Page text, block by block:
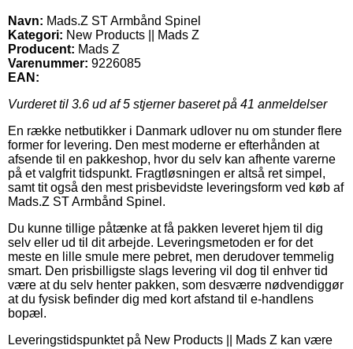
Navn: Mads.Z ST Armbånd Spinel
Kategori: New Products || Mads Z
Producent: Mads Z
Varenummer: 9226085
EAN:
Vurderet til 3.6 ud af 5 stjerner baseret på 41 anmeldelser
En række netbutikker i Danmark udlover nu om stunder flere
former for levering. Den mest moderne er efterhånden at
afsende til en pakkeshop, hvor du selv kan afhente varerne
på et valgfrit tidspunkt. Fragtløsningen er altså ret simpel,
samt tit også den mest prisbevidste leveringsform ved køb af
Mads.Z ST Armbånd Spinel.
Du kunne tillige påtænke at få pakken leveret hjem til dig
selv eller ud til dit arbejde. Leveringsmetoden er for det
meste en lille smule mere pebret, men derudover temmelig
smart. Den prisbilligste slags levering vil dog til enhver tid
være at du selv henter pakken, som desværre nødvendiggør
at du fysisk befinder dig med kort afstand til e-handlens
bopæl.
Leveringstidspunktet på New Products || Mads Z kan være